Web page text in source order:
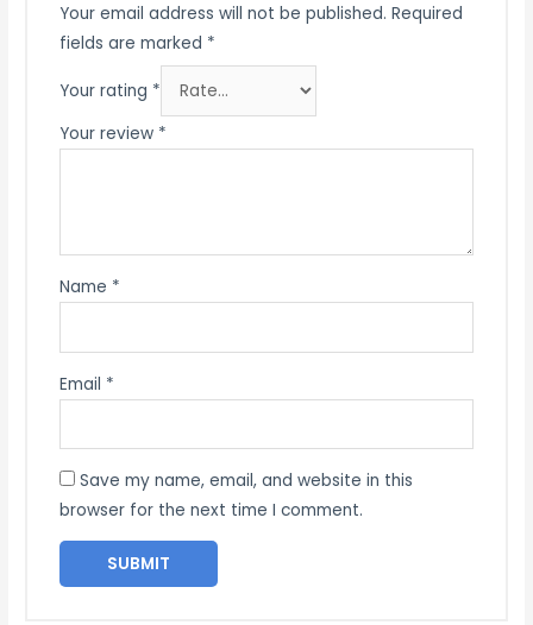
Your email address will not be published. Required
fields are marked *
Your rating *
Your review *
Name *
Email *
Save my name, email, and website in this
browser for the next time I comment.